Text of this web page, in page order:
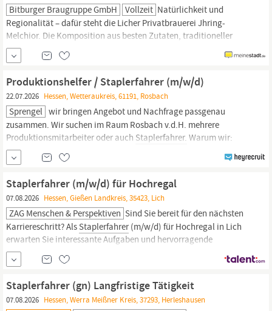
Bitburger Braugruppe GmbH Vollzeit Natürlichkeit und
Regionalität – dafür steht die Licher Privatbrauerei Jhring-
Melchior. Die Komposition aus besten Zutaten, traditioneller
Braukunst und modernster Technik sorgt für den natürlich-
frischen Geschmack der Bierspezialitäten aus
„Aus dem
Herzen der Natur“ ist bei uns nicht nur Slogan, sondern viel mehr
die Verpflichtung,...
Produktionshelfer / Staplerfahrer (m/w/d)
22.07.2026 Hessen, Wetteraukreis, 61191, Rosbach
Sprengel wir bringen Angebot und Nachfrage passgenau
zusammen. Wir suchen im Raum Rosbach v.d.H. mehrere
Produktionsmitarbeiter oder auch Staplerfahrer. Warum wir:
Langfristigkeit ist unser Standard: 90 % dauerhafte Einsätze, kein
ständiger Wechsel. Stabilität für Ihren Alltag: Genießen Sie ein
beständiges Arbeitsumfeld ohne die Notwendigkeit ständiger...
Staplerfahrer (m/w/d) für Hochregal
07.08.2026 Hessen, Gießen Landkreis, 35423, Lich
ZAG Menschen & Perspektiven Sind Sie bereit für den nächsten
Karriereschritt? Als Staplerfahrer(m/w/d) für Hochregal in Lich
erwarten Sie interessante Aufgaben und hervorragende
Entwicklungsmöglichkeiten bei ZAG Menschen & Perspektiven.
Was wir bieten Verdienen Sie [Betrag] € / Stunde – passgenau für
Staplerfahrer (gn) Langfristige Tätigkeit
07.08.2026 Hessen, Werra Meißner Kreis, 37293, Herleshausen